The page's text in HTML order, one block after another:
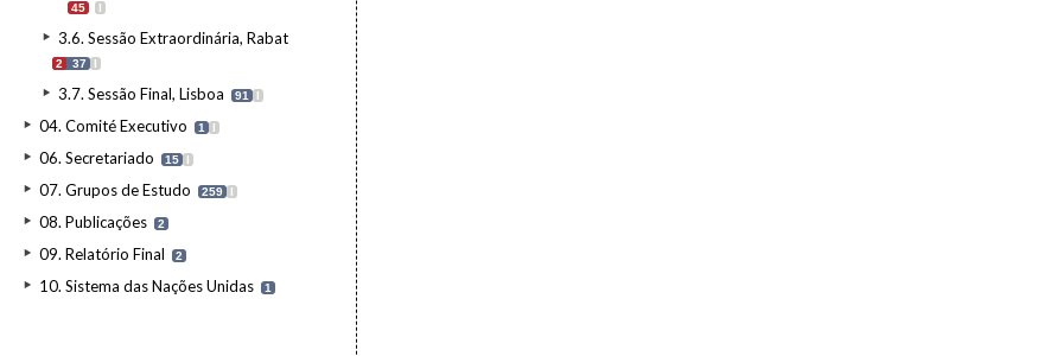
45 I
3.6. Sessão Extraordinária, Rabat
2 37 I
3.7. Sessão Final, Lisboa 91 I
04. Comité Executivo 1 I
06. Secretariado 15 I
07. Grupos de Estudo 259 I
08. Publicações 2
09. Relatório Final 2
10. Sistema das Nações Unidas 1